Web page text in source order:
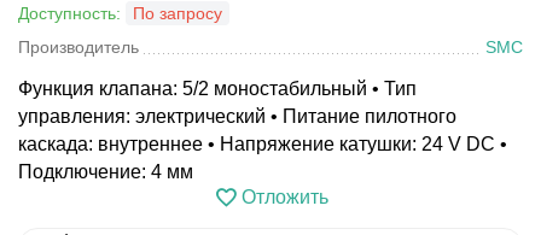
Доступность:
По запросу
Производитель
SMC
Функция клапана: 5/2 моностабильный • Тип
управления: электрический • Питание пилотного
каскада: внутреннее • Напряжение катушки: 24 V DC •
Подключение: 4 мм
Отложить